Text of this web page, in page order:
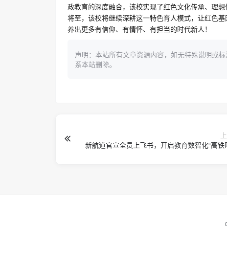
政教育的深度融合， 该校实现了红色文化传承、理
将至，该校将继续深耕这一特色育人模式，让红色基
养出更多有信仰、有情怀、有担当的时代新人 ！
声明：本站所有文章资源内容，如无特殊说明或
系本站删除。
新航道官宣全员上飞书，开启教育数智化“高铁